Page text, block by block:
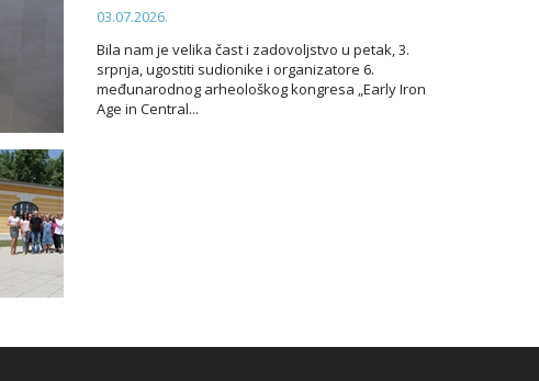
03.07.2026.
Bila nam je velika čast i zadovoljstvo u petak, 3.
srpnja, ugostiti sudionike i organizatore 6.
međunarodnog arheološkog kongresa „Early Iron
Age in Central...